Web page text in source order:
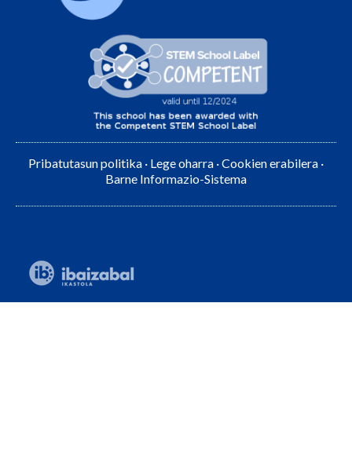
Pribatutasun politika · Lege oharra ·Cookien erabilera ·
Barne Informazio-Sistema